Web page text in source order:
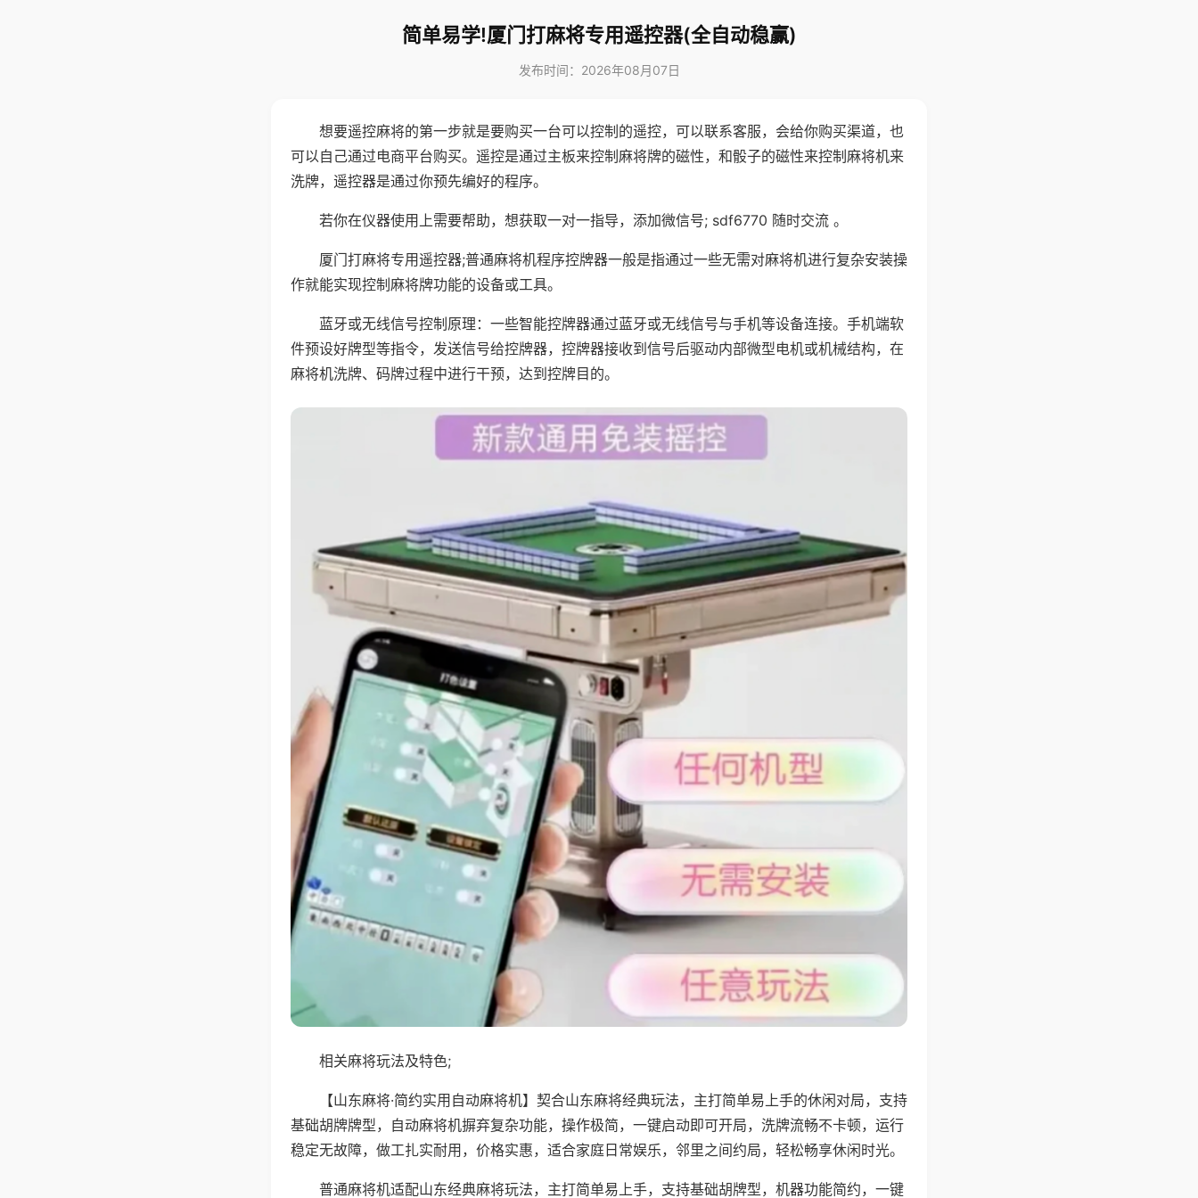
简单易学!厦门打麻将专用遥控器(全自动稳赢)
发布时间：2026年08月07日
想要遥控麻将的第一步就是要购买一台可以控制的遥控，可以联系客服，会给你购买渠道，也
可以自己通过电商平台购买。遥控是通过主板来控制麻将牌的磁性，和骰子的磁性来控制麻将机来
洗牌，遥控器是通过你预先编好的程序。
若你在仪器使用上需要帮助，想获取一对一指导，添加微信号; sdf6770 随时交流 。
厦门打麻将专用遥控器;普通麻将机程序控牌器一般是指通过一些无需对麻将机进行复杂安装操
作就能实现控制麻将牌功能的设备或工具。
蓝牙或无线信号控制原理：一些智能控牌器通过蓝牙或无线信号与手机等设备连接。手机端软
件预设好牌型等指令，发送信号给控牌器，控牌器接收到信号后驱动内部微型电机或机械结构，在
麻将机洗牌、码牌过程中进行干预，达到控牌目的。
相关麻将玩法及特色;
【山东麻将·简约实用自动麻将机】契合山东麻将经典玩法，主打简单易上手的休闲对局，支持
基础胡牌牌型，自动麻将机摒弃复杂功能，操作极简，一键启动即可开局，洗牌流畅不卡顿，运行
稳定无故障，做工扎实耐用，价格实惠，适合家庭日常娱乐，邻里之间约局，轻松畅享休闲时光。
普通麻将机适配山东经典麻将玩法，主打简单易上手，支持基础胡牌型，机器功能简约，一键